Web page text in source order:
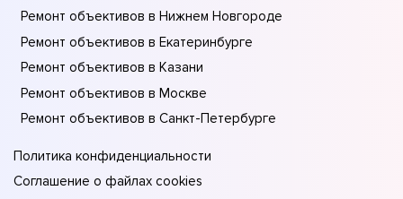
Ремонт объективов в Нижнем Новгороде
Ремонт объективов в Екатеринбурге
Ремонт объективов в Казани
Ремонт объективов в Москве
Ремонт объективов в Санкт-Петербурге
Политика конфиденциальности
Соглашение о файлах cookies